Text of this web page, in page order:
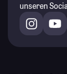
unseren